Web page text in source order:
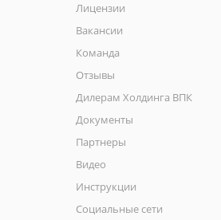
Лицензии
Вакансии
Команда
Отзывы
Дилерам Холдинга ВПК
Документы
Партнеры
Видео
Инструкции
Социальные сети